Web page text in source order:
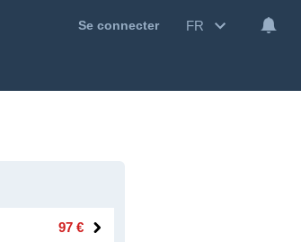
Se connecter FR
97 €